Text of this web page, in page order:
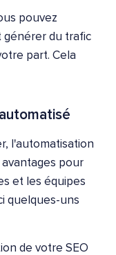
pouvez
générer du trafic
part. Cela
l'automatisation
pour
et les équipes
quelques-uns
de votre SEO